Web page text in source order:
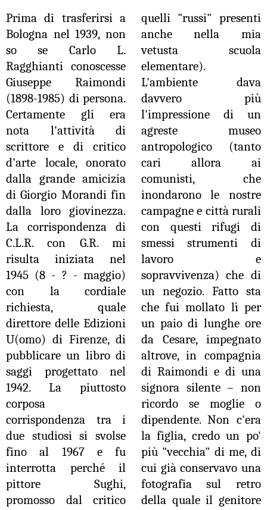
Prima di trasferirsi a
Bologna nel 1939, non
so se Carlo L.
Ragghianti conoscesse
Giuseppe Raimondi
(1898-1985) di persona.
Certamente gli era
nota l'attività di
scrittore e di critico
d'arte locale, onorato
dalla grande amicizia
di Giorgio Morandi fin
dalla loro giovinezza.
La corrispondenza di
C.L.R. con G.R. mi
risulta iniziata nel
1945 (8 - ? - maggio)
con la cordiale
richiesta, quale
direttore delle Edizioni
U(omo) di Firenze, di
pubblicare un libro di
saggi progettato nel
1942. La piuttosto
corposa
corrispondenza tra i
due studiosi si svolse
fino al 1967 e fu
interrotta perché il
pittore Sughi,
promosso dal critico
quelli "russi" presenti
anche nella mia
vetusta scuola
elementare).
L'ambiente dava
davvero più
l'impressione di un
agreste museo
antropologico (tanto
cari allora ai
comunisti, che
inondarono le nostre
campagne e città rurali
con questi rifugi di
smessi strumenti di
lavoro e
sopravvivenza) che di
un negozio. Fatto sta
che fui mollato lì per
un paio di lunghe ore
da Cesare, impegnato
altrove, in compagnia
di Raimondi e di una
signora silente – non
ricordo se moglie o
dipendente. Non c'era
la figlia, credo un po'
più "vecchia" di me, di
cui già conservavo una
fotografia sul retro
della quale il genitore